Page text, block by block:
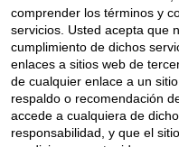
comprender los términos y
servicios. Usted acepta que
cumplimiento de dichos
enlaces a sitios web de
de cualquier enlace a un
respaldo o recomendación
accede a cualquiera de
responsabilidad, y que el